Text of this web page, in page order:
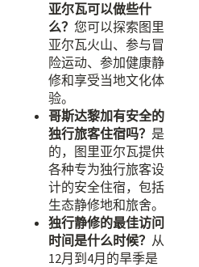
亚尔瓦可以做些什
么？ 您可以探索图里
亚尔瓦火山、参与冒
险运动、参加健康静
修和享受当地文化体
验。
哥斯达黎加有安全的
独行旅客住宿吗？ 是
的，图里亚尔瓦提供
各种专为独行旅客设
计的安全住宿，包括
生态静修地和旅舍。
独行静修的最佳访问
时间是什么时候？ 从
12月到4月的旱季是